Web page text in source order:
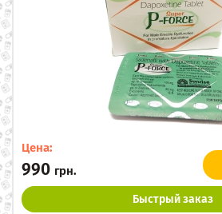
Цена:
990 грн.
Быстрый заказ